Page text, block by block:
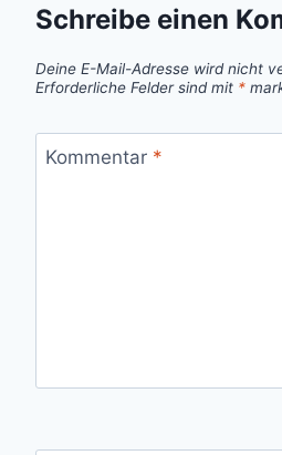
Schreibe einen
Deine E-Mail-Adresse wird nicht
Erforderliche Felder sind mit *
Kommentar *